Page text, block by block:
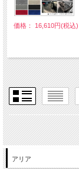
価格： 16,610円(税込)
アリア